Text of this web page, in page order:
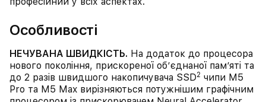
Особливості
НЕЧУВАНА ШВИДКІСТЬ. На додаток до процесора
нового покоління, прискореної об’єднаної пам’яті та
до 2 разів швидшого накопичувача SSD2 чипи M5
Pro та M5 Max вирізняються потужнішим графічним